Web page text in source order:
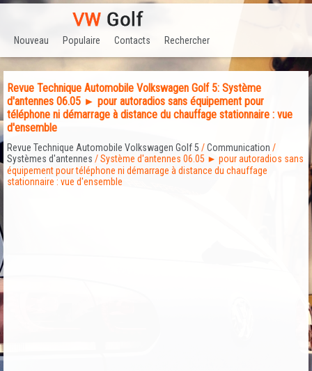
Nouveau Populaire Contacts Rechercher
Revue Technique Automobile Volkswagen Golf 5: Système
d'antennes 06.05 ► pour autoradios sans équipement pour
téléphone ni démarrage à distance du chauffage stationnaire : vue
d'ensemble
Revue Technique Automobile Volkswagen Golf 5 /Communication /
Systèmes d'antennes / Système d'antennes 06.05 ► pour autoradios sans
équipement pour téléphone ni démarrage à distance du chauffage
stationnaire : vue d'ensemble